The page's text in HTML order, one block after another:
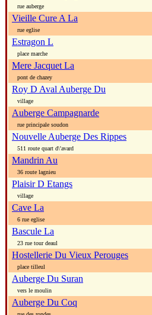
rue auberge
Vieille Cure A La
rue eglise
Estragon L
place marche
Mere Jacquet La
pont de chazey
Roy D Aval Auberge Du
village
Auberge Campagnarde
rue principale soudon
Nouvelle Auberge Des Rippes
511 route quart d\'avard
Mandrin Au
36 route lagnieu
Plaisir D Etangs
village
Cave La
6 rue eglise
Bascule La
23 rue tour deaul
Hostellerie Du Vieux Perouges
place tilleul
Auberge Du Suran
vers le moulin
Auberge Du Coq